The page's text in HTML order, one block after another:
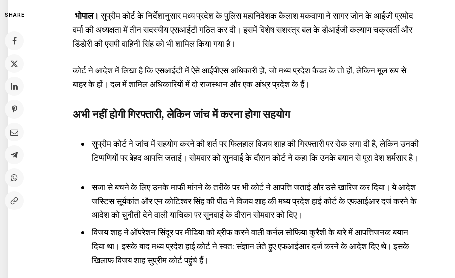
SHARE भोपाल। सुप्रीम कोर्ट के निर्देशानुसार मध्य प्रदेश के पुलिस महानिदेशक कैलाश मकवाणा ने सागर जोन के आईजी प्रमोद
वर्मा की अध्यक्षता में तीन सदस्यीय एसआईटी गठित कर दी। इसमें विशेष सशस्त्र बल के डीआईजी कल्याण चक्रवर्ती और
डिंडोरी की एसपी वाहिनी सिंह को भी शामिल किया गया है।
कोर्ट ने आदेश में लिखा है कि एसआईटी में ऐसे आईपीएस अधिकारी हों, जो मध्य प्रदेश कैडर के तो हों, लेकिन मूल रूप से
बाहर के हों। दल में शामिल अधिकारियों में दो राजस्थान और एक आंध्र प्रदेश के हैं।
अभी नहीं होगी गिरफ्तारी, लेकिन जांच में करना होगा सहयोग
सुप्रीम कोर्ट ने जांच में सहयोग करने की शर्त पर फिलहाल विजय शाह की गिरफ्तारी पर रोक लगा दी है, लेकिन उनकी
टिप्पणियों पर बेहद आपत्ति जताई। सोमवार को सुनवाई के दौरान कोर्ट ने कहा कि उनके बयान से पूरा देश शर्मसार है।
सजा से बचने के लिए उनके माफी मांगने के तरीके पर भी कोर्ट ने आपत्ति जताई और उसे खारिज कर दिया। ये आदेश
जस्टिस सूर्यकांत और एन कोटिश्वर सिंह की पीठ ने विजय शाह की मध्य प्रदेश हाई कोर्ट के एफआईआर दर्ज करने के
आदेश को चुनौती देने वाली याचिका पर सुनवाई के दौरान सोमवार को दिए।
विजय शाह ने ऑपरेशन सिंदूर पर मीडिया को ब्रीफ करने वाली कर्नल सोफिया कुरैशी के बारे में आपत्तिजनक बयान
दिया था। इसके बाद मध्य प्रदेश हाई कोर्ट ने स्वत: संज्ञान लेते हुए एफआईआर दर्ज करने के आदेश दिए थे। इसके
खिलाफ विजय शाह सुप्रीम कोर्ट पहुंचे हैं।